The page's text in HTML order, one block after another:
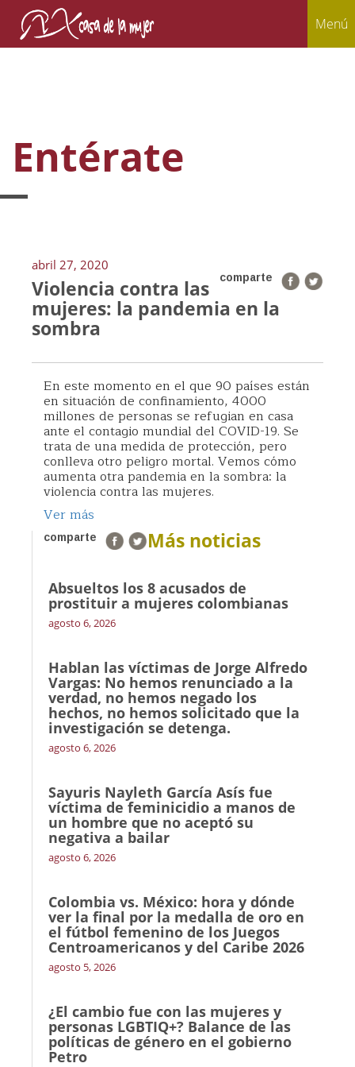
Menú
Entérate
abril 27, 2020
comparte
Violencia contra las
mujeres: la pandemia en la
sombra
En este momento en el que 90 países están
en situación de confinamiento, 4000
millones de personas se refugian en casa
ante el contagio mundial del COVID-19. Se
trata de una medida de protección, pero
conlleva otro peligro mortal. Vemos cómo
aumenta otra pandemia en la sombra: la
violencia contra las mujeres.
Ver más
comparte Más noticias
Absueltos los 8 acusados de
prostituir a mujeres colombianas
agosto 6, 2026
Hablan las víctimas de Jorge Alfredo
Vargas: No hemos renunciado a la
verdad, no hemos negado los
hechos, no hemos solicitado que la
investigación se detenga.
agosto 6, 2026
Sayuris Nayleth García Asís fue
víctima de feminicidio a manos de
un hombre que no aceptó su
negativa a bailar
agosto 6, 2026
Colombia vs. México: hora y dónde
ver la final por la medalla de oro en
el fútbol femenino de los Juegos
Centroamericanos y del Caribe 2026
agosto 5, 2026
¿El cambio fue con las mujeres y
personas LGBTIQ+? Balance de las
políticas de género en el gobierno
Petro